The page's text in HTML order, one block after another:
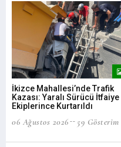
İkizce Mahallesi’nde Trafik
Kazası: Yaralı Sürücü İtfaiye
Ekiplerince Kurtarıldı
06 Ağustos 2026 59 Gösterim